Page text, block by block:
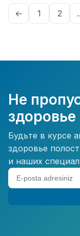
← 1 2
Не
здоровье
Будьте в курсе
здоровье
и наших